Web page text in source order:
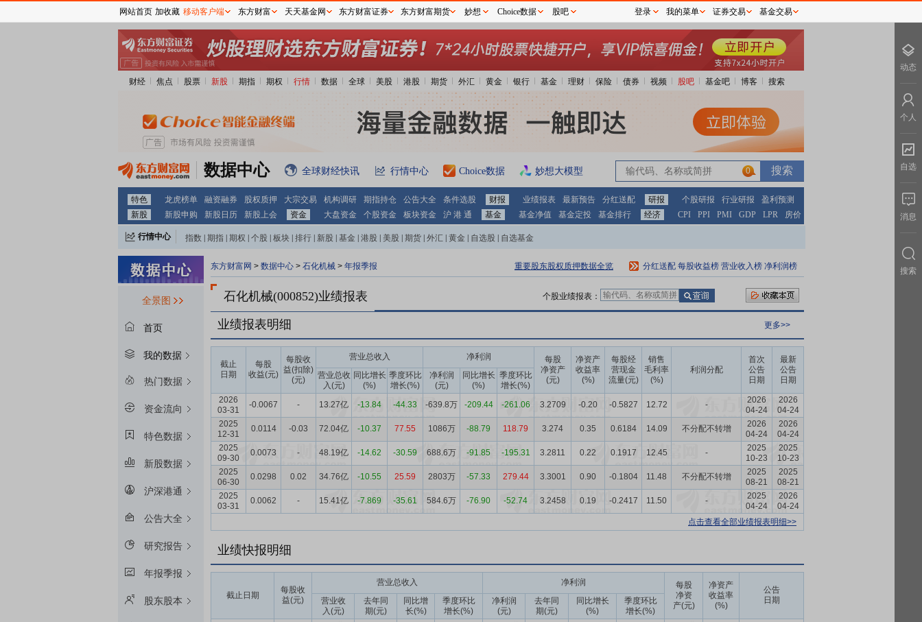
财经 焦点 股票 新股 期指 期权 行情 数据 全球 美股 港股 期货 外汇 黄金 银行 基金 理财 保险 债券 视频 股吧 基金吧 博客 搜索
数据中心 全球财经快讯 行情中心 Choice数据 妙想大模型 0
特色 龙虎榜单 融资融券 股权质押 大宗交易 机构调研 期指持仓 公告大全 条件选股 财报 业绩报表 最新预告 分红送配 研报 个股研报 行业研报
盈利预测
新股
新股申购 新股日历 新股上会 资金 大盘资金 个股资金 板块资金 沪 港 通 基金 基金净值 基金定投 基金排行 经济 CPI PPI PMI GDP LPR 房价
行情中心 指数 期指 期权 个股 板块 排行 新股 基金 港股 美股 期货 外汇 黄金 自选股 自选基金
全景图
首页
我的数据
热门数据
资金流向
特色数据
新股数据
沪深港通
公告大全
研究报告
年报季报
股东股本
东方财富网 > 数据中心 > 石化机械 > 年报季报 重要股东股权质押数据全览 分红送配 每股收益榜 营业收入榜 净利润榜
石化机械(000852)业绩报表 个股业绩报表：
业绩报表明细 更多>>
截止
日期
每股
收益(元)
每股收
益(扣除)
(元)
营业总收入 净利润
每股
净资产
(元)
净资产
收益率
(%)
每股经
营现金
流量(元)
销售
毛利率
(%)
利润分配
首次
公告
日期
最新
公告
日期
营业总收
入(元)
同比增长
(%)
季度环比
增长(%)
净利润
(元)
同比增长
(%)
季度环比
增长(%)
2026
03-31
-0.0067 - 13.27亿 -13.84 -44.33 -639.8万 -209.44 -261.06 3.2709 -0.20 -0.5827 12.72 -
2026
04-24
2026
04-24
2025
12-31
0.0114 -0.03 72.04亿 -10.37 77.55 1086万 -88.79 118.79 3.274 0.35 0.6184 14.09 不分配不转增
2026
04-24
2026
04-24
2025
09-30
0.0073 - 48.19亿 -14.62 -30.59 688.6万 -91.85 -195.31 3.2811 0.22 0.1917 12.45 -
2025
10-23
2025
10-23
2025
06-30
0.0298 0.02 34.76亿 -10.55 25.59 2803万 -57.33 279.44 3.3001 0.90 -0.1804 11.48 不分配不转增
2025
08-21
2025
08-21
2025
03-31
0.0062 - 15.41亿 -7.869 -35.61 584.6万 -76.90 -52.74 3.2458 0.19 -0.2417 11.50 -
2025
04-24
2026
04-24
点击查看全部业绩报表明细>>
业绩快报明细
截止日期
每股收
益(元)
营业总收入 净利润
每股
净资
产(元)
净资产
收益率
(%)
公告
日期
营业收
入(元)
去年同
期(元)
同比增
长(%)
季度环比
增长(%)
净利润
(元)
去年同
期(元)
同比增长
(%)
季度环比
增长(%)
网站首页 加收藏 移动客户端 东方财富 天天基金网 东方财富证券 东方财富期货 妙想 Choice数据 股吧 登录 我的菜单 证券交易 基金交易
动态
个人
自选
消息
搜索